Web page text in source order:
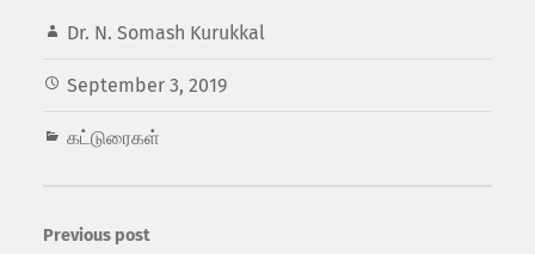
Dr. N. Somash Kurukkal
September 3, 2019
கட்டுரைகள்
Previous post